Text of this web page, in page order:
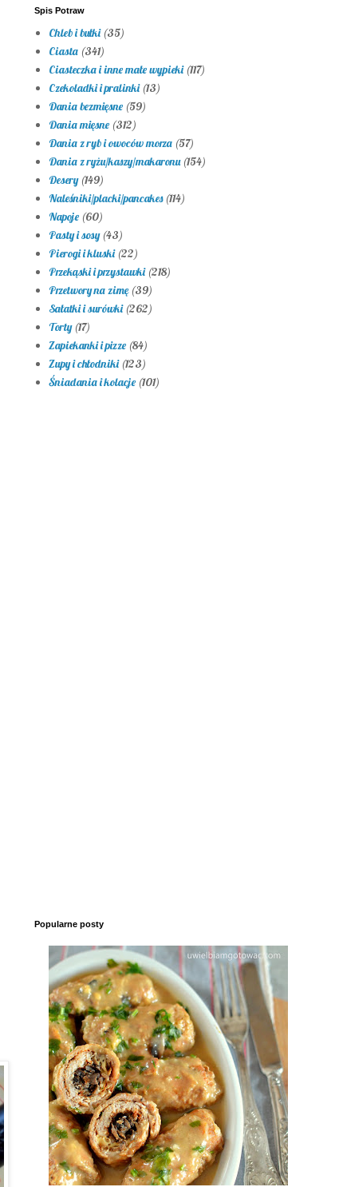
Spis Potraw
Chleb i bułki (35)
Ciasta (341)
Ciasteczka i inne małe wypieki (117)
Czekoladki i pralinki (13)
Dania bezmięsne (59)
Dania mięsne (312)
Dania z ryb i owoców morza (57)
Dania z ryżu/kaszy/makaronu (154)
Desery (149)
Naleśniki/placki/pancakes (114)
Napoje (60)
Pasty i sosy (43)
Pierogi i kluski (22)
Przekąski i przystawki (218)
Przetwory na zimę (39)
Sałatki i surówki (262)
Torty (17)
Zapiekanki i pizze (84)
Zupy i chłodniki (123)
Śniadania i kolacje (101)
Popularne posty